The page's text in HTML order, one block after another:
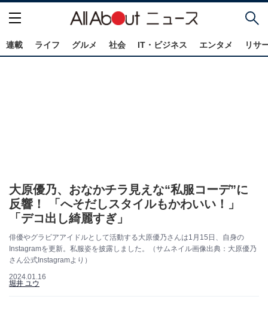
連載 ライフ グルメ 社会 IT・ビジネス エンタメ リサ
大原優乃、おなかチラ見えな“私服コーデ”に
反響！ 「へそだしスタイルもかわいい！」
「デコ出し綺麗すぎ」
俳優やグラビアアイドルとして活動する大原優乃さんは1月15日、自身の
Instagramを更新。私服姿を披露しました。（サムネイル画像出典：大原優乃
さん公式Instagramより）
2024.01.16
堀井 ユウ